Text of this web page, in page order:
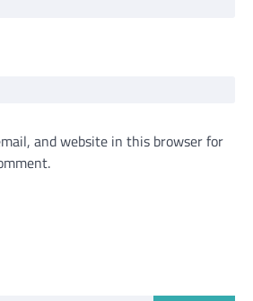
and website in this browser for